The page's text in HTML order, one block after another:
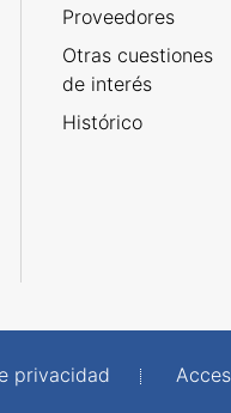
Proveedores
Otras cuestiones
de interés
Histórico
privacidad